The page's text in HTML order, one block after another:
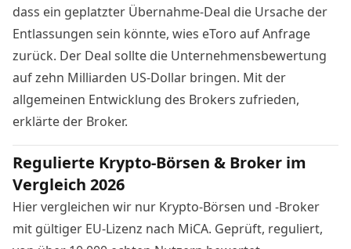
dass ein geplatzter Übernahme-Deal die Ursache der
Entlassungen sein könnte, wies eToro auf Anfrage
zurück. Der Deal sollte die Unternehmensbewertung
auf zehn Milliarden US-Dollar bringen. Mit der
allgemeinen Entwicklung des Brokers zufrieden,
erklärte der Broker.
Regulierte Krypto-Börsen & Broker im
Vergleich 2026
Hier vergleichen wir nur Krypto-Börsen und -Broker
mit gültiger EU-Lizenz nach MiCA. Geprüft, reguliert,